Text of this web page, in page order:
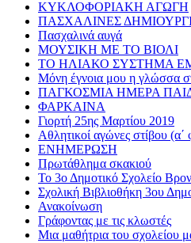
ΚΥΚΛΟΦΟΡΙΑΚΗ ΑΓΩΓΗ
ΠΑΣΧΑΛΙΝΕΣ
Πασχαλινά αυγά
ΜΟΥΣΙΚΗ ΜΕ ΤΟ ΒΙΟΛΙ
ΤΟ ΗΛΙΑΚΟ ΣΥΣΤΗΜΑ
Μόνη έγνοια μου η γλώσσα
ΠΑΓΚΟΣΜΙΑ ΗΜΕΡΑ
ΦΑΡΚΑΙΝΑ
Γιορτή 25ης Μαρτίου 2019
Αθλητικoί αγώνες στίβου
ΕΝΗΜΕΡΩΣΗ
Πρωτάθλημα σκακιού
Το 3ο Δημοτικό Σχολείο
Σχολική Βιβλιοθήκη 3ου
Ανακοίνωση
Γράφοντας με τις κλωστές
Μια μαθήτρια του σχολείου